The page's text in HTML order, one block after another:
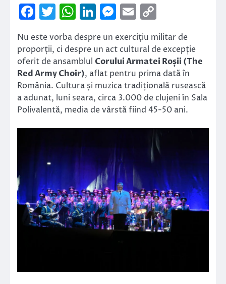
Facebook
Twitter
WhatsApp
LinkedIn
Messenger
Email
Link
Nu este vorba despre un exercițiu militar de
proporții, ci despre un act cultural de excepție
oferit de ansamblul Corului Armatei Roșii (The
Red Army Choir), aflat pentru prima dată în
România. Cultura și muzica tradițională rusească
a adunat, luni seara, circa 3.000 de clujeni în Sala
Polivalentă, media de vârstă fiind 45-50 ani.